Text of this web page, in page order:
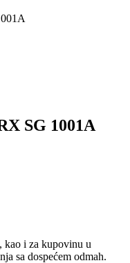
SG 1001A
kao i za kupovinu u
sa dospećem odmah.